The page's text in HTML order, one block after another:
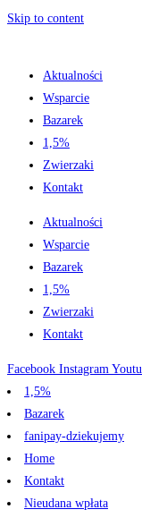
Skip to content
Aktualności
Wsparcie
Bazarek
1,5%
Zwierzaki
Kontakt
Aktualności
Wsparcie
Bazarek
1,5%
Zwierzaki
Kontakt
Facebook Instagram
1,5%
Bazarek
fanipay-dziekujemy
Home
Kontakt
Nieudana wpłata